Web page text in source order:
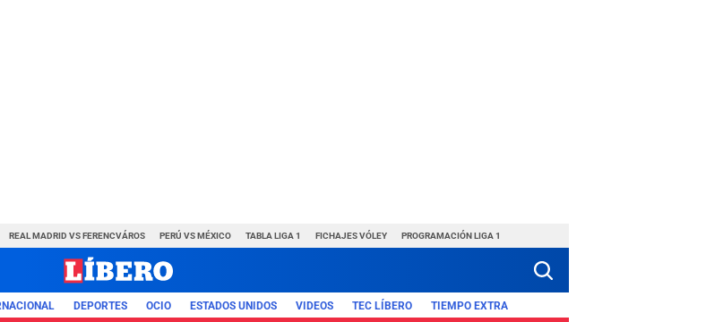
REAL MADRID VS FERENCVÁROS PERÚ VS MÉXICO TABLA LIGA 1 FICHAJES VÓLEY PROGRAMACIÓN LIGA 1
DEPORTES OCIO ESTADOS UNIDOS VIDEOS TEC LÍBERO TIEMPO EXTRA